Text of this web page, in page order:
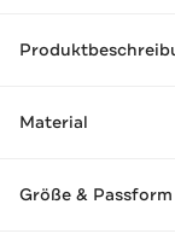
Material
Größe & Passform